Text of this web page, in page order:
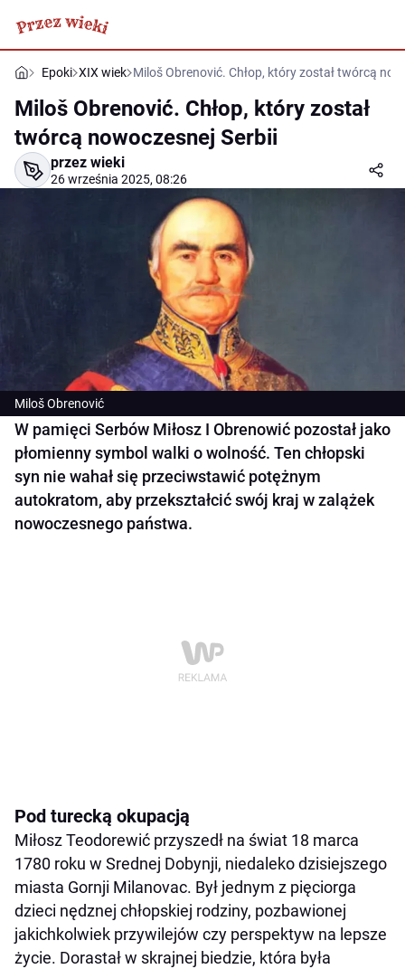
Epoki XIX wiek Miloš Obrenović. Chłop, który został twórcą
Miloš Obrenović. Chłop, który został
twórcą nowoczesnej Serbii
przez wieki
26 września 2025, 08:26
Miloš Obrenović
W pamięci Serbów Miłosz I Obrenowić pozostał jako
płomienny symbol walki o wolność. Ten chłopski
syn nie wahał się przeciwstawić potężnym
autokratom, aby przekształcić swój kraj w zalążek
nowoczesnego państwa.
Pod turecką okupacją
Miłosz Teodorewić przyszedł na świat 18 marca
1780 roku w Srednej Dobynji, niedaleko dzisiejszego
miasta Gornji Milanovac. Był jednym z pięciorga
dzieci nędznej chłopskiej rodziny, pozbawionej
jakichkolwiek przywilejów czy perspektyw na lepsze
życie. Dorastał w skrajnej biedzie, która była